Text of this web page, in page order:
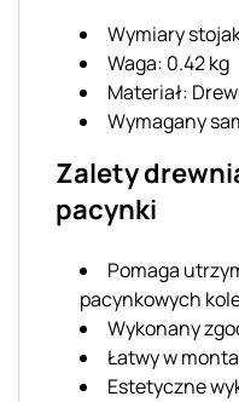
Wymiary
Waga: 0.42 kg
Materiał:
Wymagany
Zalety
pacynki
Pomaga
pacynkowych
Wykonany
Łatwy w
Estetyczne